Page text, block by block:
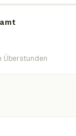
Überstunden